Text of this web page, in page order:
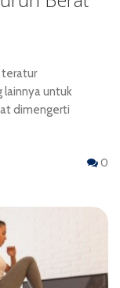
teratur
lainnya untuk
dimengerti
0